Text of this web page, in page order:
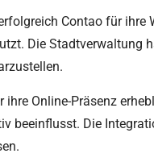
Contao für ihre
Die Stadtverwaltung
Online-Präsenz
beeinflusst. Die